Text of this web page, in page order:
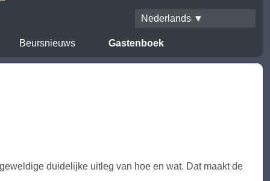
Nederlands ▼
Beursnieuws Gastenboek
duidelijke uitleg van hoe en wat. Dat maakt de